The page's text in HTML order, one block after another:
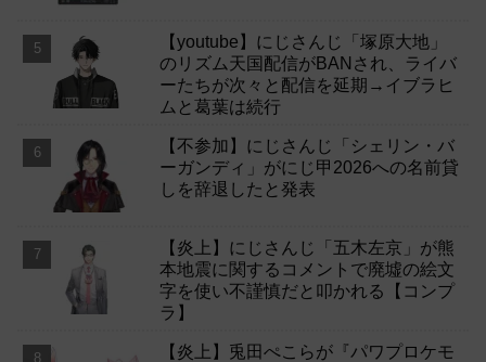
【youtube】にじさんじ「塚原大地」
のリズム天国配信がBANされ、ライバ
ーたちが次々と配信を延期→イブラヒ
ムと葛葉は続行
【不参加】にじさんじ「シェリン・バ
ーガンディ」がにじ甲2026への名前貸
しを辞退したと発表
【炎上】にじさんじ「五木左京」が熊
本地震に関するコメントで廃墟の絵文
字を使い不謹慎だと叩かれる【コンプ
ラ】
【炎上】兎田ぺこらが『パワプロケモ